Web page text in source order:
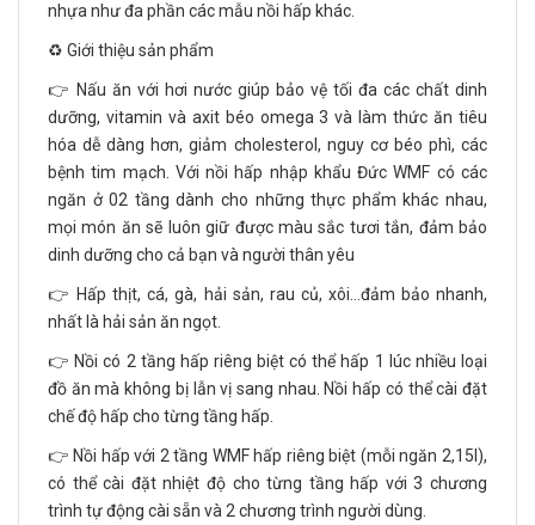
nhựa như đa phần các mẫu nồi hấp khác.
♻️ Giới thiệu sản phẩm
👉 Nấu ăn với hơi nước giúp bảo vệ tối đa các chất dinh
dưỡng, vitamin và axit béo omega 3 và làm thức ăn tiêu
hóa dễ dàng hơn, giảm cholesterol, nguy cơ béo phì, các
bệnh tim mạch. Với nồi hấp nhập khẩu Đức WMF có các
ngăn ở 02 tầng dành cho những thực phẩm khác nhau,
mọi món ăn sẽ luôn giữ được màu sắc tươi tắn, đảm bảo
dinh dưỡng cho cả bạn và người thân yêu
👉 Hấp thịt, cá, gà, hải sản, rau củ, xôi…đảm bảo nhanh,
nhất là hải sản ăn ngọt.
👉 Nồi có 2 tầng hấp riêng biệt có thể hấp 1 lúc nhiều loại
đồ ăn mà không bị lẫn vị sang nhau. Nồi hấp có thể cài đặt
chế độ hấp cho từng tầng hấp.
👉 Nồi hấp với 2 tầng WMF hấp riêng biệt (mỗi ngăn 2,15l),
có thể cài đặt nhiệt độ cho từng tầng hấp với 3 chương
trình tự động cài sẵn và 2 chương trình người dùng.